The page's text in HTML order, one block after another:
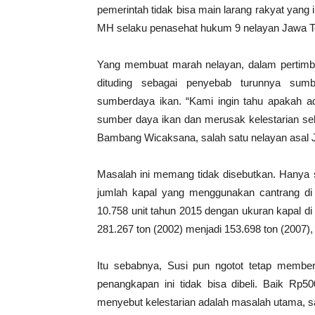
pemerintah tidak bisa main larang rakyat
MH selaku penasehat hukum 9 nelayan Jawa
Yang membuat marah nelayan, dalam
dituding sebagai penyebab turunnya
sumberdaya ikan. “Kami ingin tahu apakah
sumber daya ikan dan merusak kelestarian
Bambang Wicaksana, salah satu nelayan asal
Masalah ini memang tidak disebutkan.
jumlah kapal yang menggunakan cantrang
10.758 unit tahun 2015 dengan ukuran kapal
281.267 ton (2002) menjadi 153.698 ton
Itu sebabnya, Susi pun ngotot tetap
penangkapan ini tidak bisa dibeli. Baik
menyebut kelestarian adalah masalah utama,